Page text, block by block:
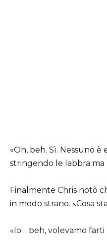
«Oh, beh. Sì. Nessuno
stringendo le labbra ma
Finalmente Chris notò
in modo strano. «Cosa
«Io… beh, volevamo farti